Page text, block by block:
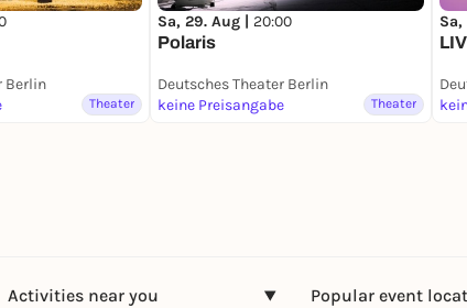
Berlin
Theater
Sa, 29. Aug | 20:00
Polaris
Deutsches Theater Berlin
keine Preisangabe
Theater
Activities near you
Popular event